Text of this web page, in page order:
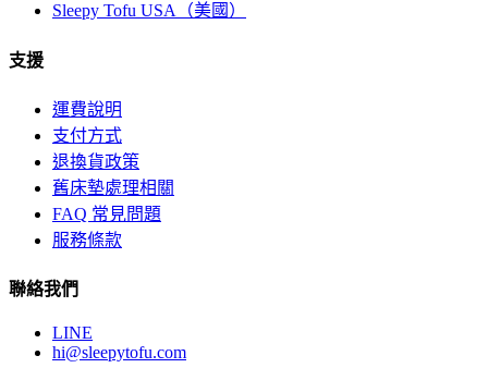
Sleepy Tofu USA（美國）
支援
運費說明
支付方式
退換貨政策
舊床墊處理相關
FAQ 常見問題
服務條款
聯絡我們
LINE
hi@sleepytofu.com